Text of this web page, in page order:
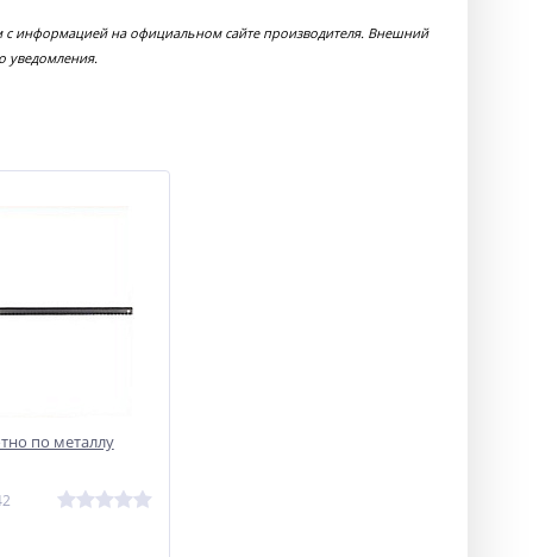
информацией на официальном сайте производителя. Внешний
уведомления.
по металлу